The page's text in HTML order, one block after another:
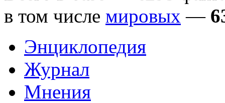
в том числе мировых —
Энциклопедия
Журнал
Мнения